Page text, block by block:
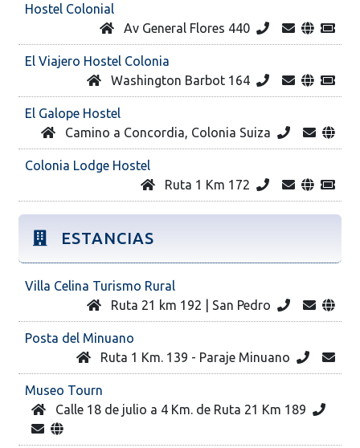
Hostel Colonial
Av General Flores 440
El Viajero Hostel Colonia
Washington Barbot 164
El Galope Hostel
Camino a Concordia, Colonia Suiza
Colonia Lodge Hostel
Ruta 1 Km 172
ESTANCIAS
Villa Celina Turismo Rural
Ruta 21 km 192 | San Pedro
Posta del Minuano
Ruta 1 Km. 139 - Paraje Minuano
Museo Tourn
Calle 18 de julio a 4 Km. de Ruta 21 Km 189